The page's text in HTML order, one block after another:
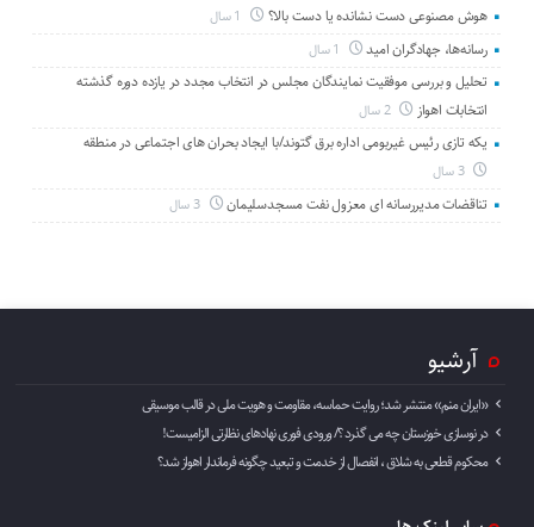
هوش مصنوعی دست نشانده یا دست بالا؟
رسانه‌ها، جهادگران امید
تحلیل و بررسی موفقیت نمایندگان مجلس در انتخاب مجدد در یازده دوره گذشته
انتخابات اهواز
2 سال
یکه تازی رئیس غیربومی اداره برق گتوند/با ایجاد بحران های اجتماعی در منطقه
3 سال
تناقضات مدیررسانه ای معزول نفت مسجدسلیمان 3 سال
آرشیو
«ایران منم» منتشر شد؛ روایت حماسه، مقاومت و هویت ملی در قالب موسیقی
در نوسازی خوزستان چه می گذرد ؟/ ورودی فوری نهادهای نظارتی الزامیست!
محکوم قطعی به شلاق ، انفصال از خدمت و تبعید چگونه فرماندار اهواز شد؟